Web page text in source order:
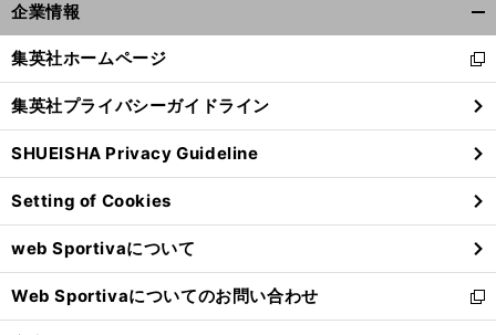
企業情報
閉
る
集英社ホームページ
新
し
い
ウ
ィ
ン
ド
ウ
で
開
く
集英社プライバシーガイドライン
SHUEISHA Privacy Guideline
Setting of Cookies
web Sportivaについて
Web Sportivaについてのお問い合わせ
新
し